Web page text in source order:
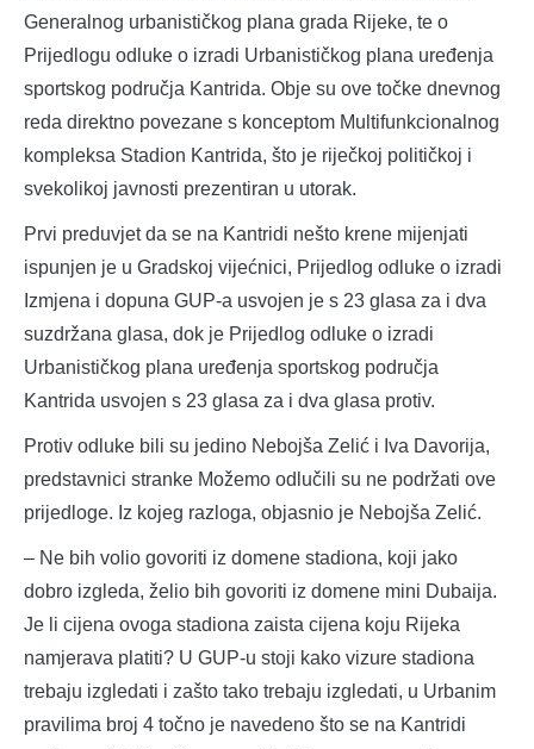
Generalnog urbanističkog plana grada Rijeke, te o
Prijedlogu odluke o izradi Urbanističkog plana uređenja
sportskog područja Kantrida. Obje su ove točke dnevnog
reda direktno povezane s konceptom Multifunkcionalnog
kompleksa Stadion Kantrida, što je riječkoj političkoj i
svekolikoj javnosti prezentiran u utorak.
Prvi preduvjet da se na Kantridi nešto krene mijenjati
ispunjen je u Gradskoj vijećnici, Prijedlog odluke o izradi
Izmjena i dopuna GUP-a usvojen je s 23 glasa za i dva
suzdržana glasa, dok je Prijedlog odluke o izradi
Urbanističkog plana uređenja sportskog područja
Kantrida usvojen s 23 glasa za i dva glasa protiv.
Protiv odluke bili su jedino Nebojša Zelić i Iva Davorija,
predstavnici stranke Možemo odlučili su ne podržati ove
prijedloge. Iz kojeg razloga, objasnio je Nebojša Zelić.
– Ne bih volio govoriti iz domene stadiona, koji jako
dobro izgleda, želio bih govoriti iz domene mini Dubaija.
Je li cijena ovoga stadiona zaista cijena koju Rijeka
namjerava platiti? U GUP-u stoji kako vizure stadiona
trebaju izgledati i zašto tako trebaju izgledati, u Urbanim
pravilima broj 4 točno je navedeno što se na Kantridi